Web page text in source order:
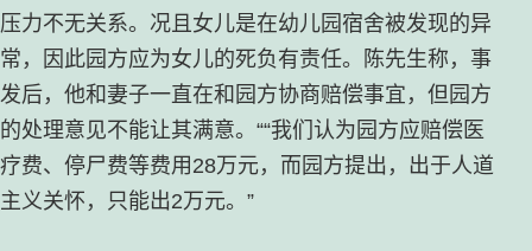
压力不无关系。况且女儿是在幼儿园宿舍被发现的异
常，因此园方应为女儿的死负有责任。陈先生称，事
发后，他和妻子一直在和园方协商赔偿事宜，但园方
的处理意见不能让其满意。““我们认为园方应赔偿医
疗费、停尸费等费用28万元，而园方提出，出于人道
主义关怀，只能出2万元。”